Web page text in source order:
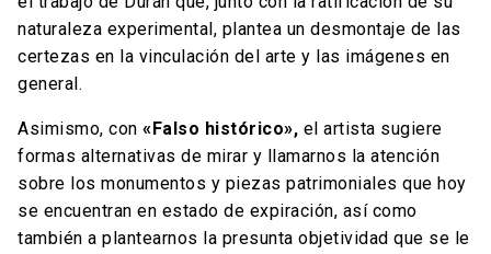
naturaleza experimental, plantea un desmontaje de las
certezas en la vinculación del arte y las imágenes en
general.
Asimismo, con «Falso histórico», el artista sugiere
formas alternativas de mirar y llamarnos la atención
sobre los monumentos y piezas patrimoniales que hoy
se encuentran en estado de expiración, así como
también a plantearnos la presunta objetividad que se le